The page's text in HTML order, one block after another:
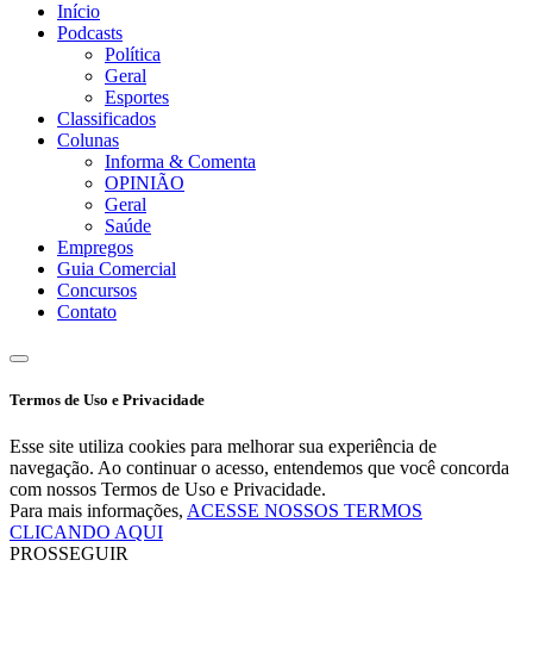
Início
Podcasts
Política
Geral
Esportes
Classificados
Colunas
Informa & Comenta
OPINIÃO
Geral
Saúde
Empregos
Guia Comercial
Concursos
Contato
Termos de Uso e Privacidade
Esse site utiliza cookies para melhorar sua experiência de
navegação. Ao continuar o acesso, entendemos que você concorda
com nossos Termos de Uso e Privacidade.
Para mais informações, ACESSE NOSSOS TERMOS
CLICANDO AQUI
PROSSEGUIR